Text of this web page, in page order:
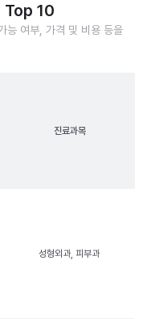
Top 10
능 여부, 가격 및 비용 등을
진료과목
성형외과, 피부과